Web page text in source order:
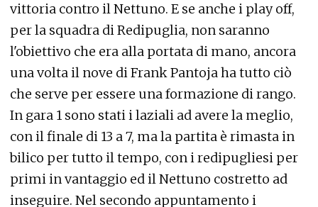
vittoria contro il Nettuno. E se anche i play off,
per la squadra di Redipuglia, non saranno
l'obiettivo che era alla portata di mano, ancora
una volta il nove di Frank Pantoja ha tutto ciò
che serve per essere una formazione di rango.
In gara 1 sono stati i laziali ad avere la meglio,
con il finale di 13 a 7, ma la partita è rimasta in
bilico per tutto il tempo, con i redipugliesi per
primi in vantaggio ed il Nettuno costretto ad
inseguire. Nel secondo appuntamento i